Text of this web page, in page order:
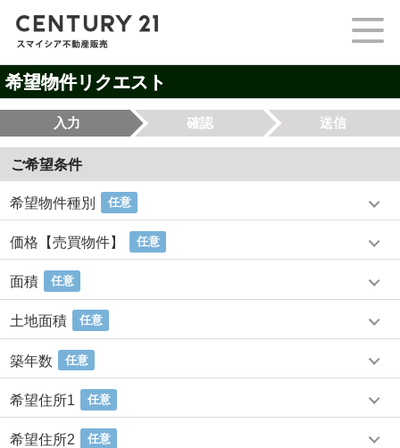
希望物件リクエスト
入力 確認 送信
ご希望条件
希望物件種別 任意
価格【売買物件】 任意
面積 任意
土地面積 任意
築年数 任意
希望住所1 任意
希望住所2 任意